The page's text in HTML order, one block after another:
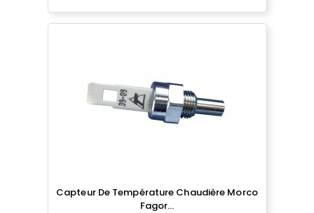
Capteur De Température Chaudière Morco
Fagor...